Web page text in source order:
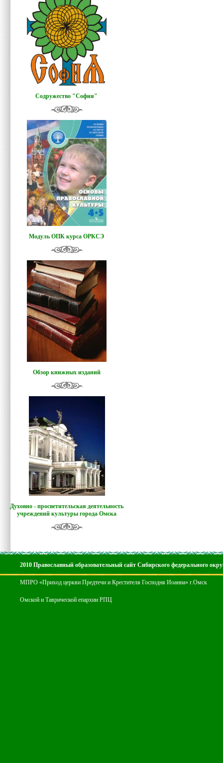
Содружество "София"
Модуль ОПК курса ОРКСЭ
Обзор книжных изданий
Духовно - просветительская деятельность
учреждений культуры города Омска
2010 Православный образовательный сайт Сибирского федерального
МПРО «Приход церкви Предтечи и Крестителя Господня Иоанна» г.Омск
Омской и Таврической епархии РПЦ